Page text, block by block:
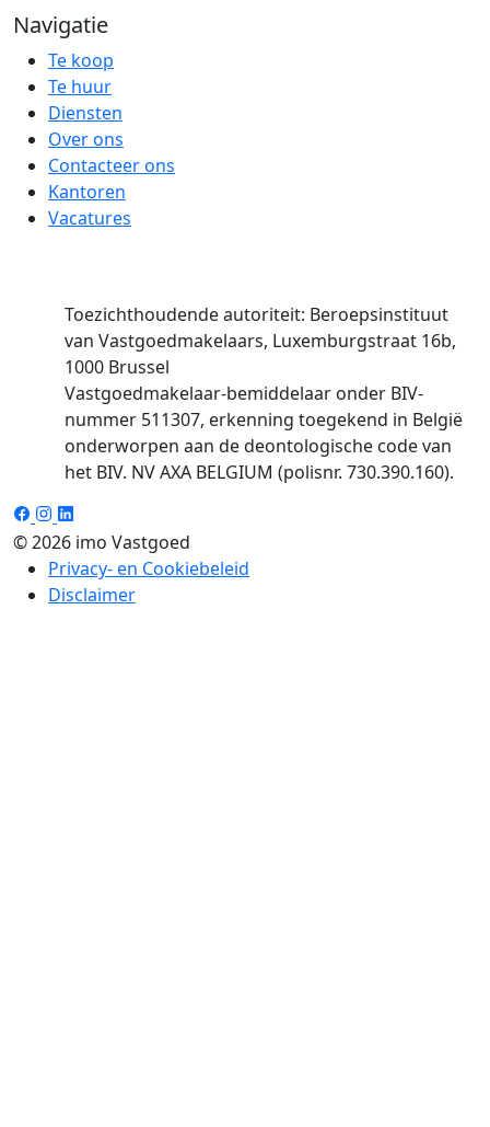
Navigatie
Te koop
Te huur
Diensten
Over ons
Contacteer ons
Kantoren
Vacatures
Toezichthoudende autoriteit: Beroepsinstituut
van Vastgoedmakelaars, Luxemburgstraat 16b,
1000 Brussel
Vastgoedmakelaar-bemiddelaar onder BIV-
nummer 511307, erkenning toegekend in België
onderworpen aan de deontologische code van
het BIV. NV AXA BELGIUM (polisnr. 730.390.160).
© 2026 imo Vastgoed
Privacy- en Cookiebeleid
Disclaimer